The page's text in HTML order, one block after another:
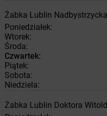
Żabka Lublin
Poniedziałek:
Wtorek:
Środa:
Czwartek:
Piątek:
Sobota:
Niedziela:
Żabka Lublin Doktora